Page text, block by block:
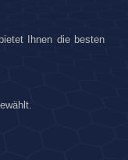
Ihnen die besten